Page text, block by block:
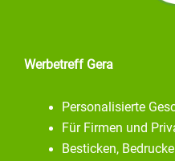
Werbetreff Gera
Personalisierte
Für Firmen und
Besticken,